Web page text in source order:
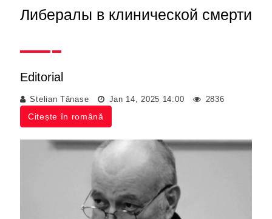
Либералы в клинической смерти
Editorial
Stelian Tănase Jan 14, 2025 14:00 2836
Citește în română